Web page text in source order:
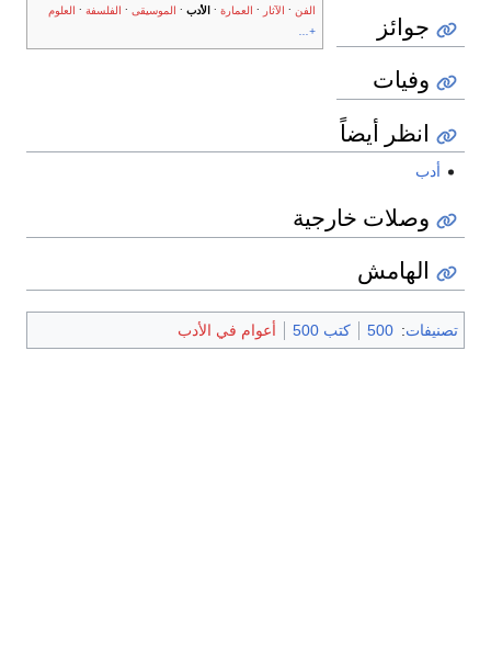
الفن الآثار العمارة الأدب الموسيقى الفلسفة
العلوم
+...
جوائز
وفيات
انظر أيضاً
أدب
وصلات خارجية
الهامش
تصنيفات:
500 كتب 500 أعوام في الأدب